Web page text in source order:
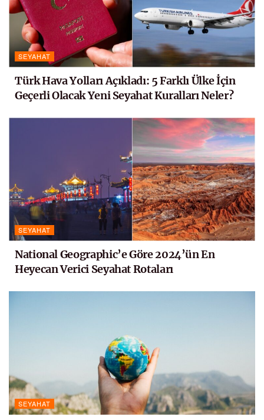
SEYAHAT
Türk Hava Yolları Açıkladı: 5 Farklı Ülke İçin
Geçerli Olacak Yeni Seyahat Kuralları Neler?
SEYAHAT
National Geographic’e Göre 2024’ün En
Heyecan Verici Seyahat Rotaları
SEYAHAT